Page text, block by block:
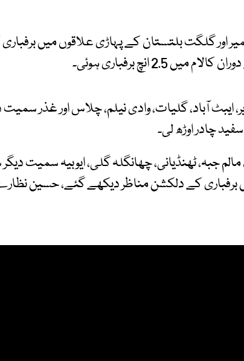
اور گلگت بلتستان کے پہاڑی علاقوں میں
ایبٹ آباد، گلیات، وادی نیلم، چلاس اور غذر
چادر اوڑھ لی۔
جبہ، ٹھنڈیانی، چھانگلہ گلی، ایوبیہ سمیت
برفباری کے دلکشن مناظر دیکھے گئے، حسین